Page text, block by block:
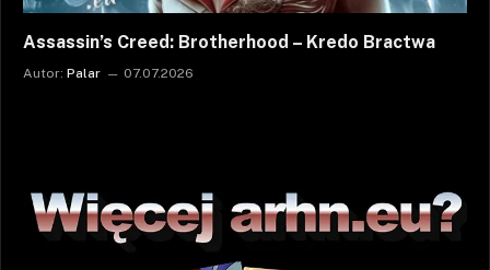
Assassin’s Creed: Brotherhood – Kredo Bractwa
Autor: Palar 07.07.2026